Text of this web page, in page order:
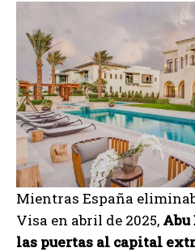
Mientras España
Visa en abril de 2025, Abu
las puertas al capital